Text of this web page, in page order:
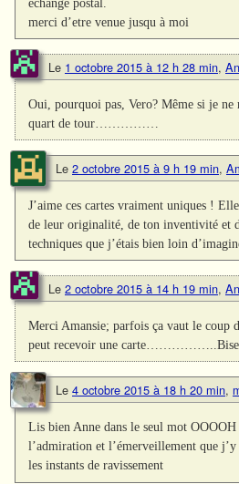
merci d’etre venue jusqu à moi
Le 1 octobre 2015 à 12 h 28 min,
Oui, pourquoi pas, Vero? Même si je ne
quart de tour……………
Le 2 octobre 2015 à 9 h 19 min,
J’aime ces cartes vraiment uniques !
de leur originalité, de ton inventivité et
techniques que j’étais bien loin
Le 2 octobre 2015 à 14 h 19 min,
Merci Amansie; parfois ça vaut le coup
peut recevoir une carte……………..Bises
Le 4 octobre 2015 à 18 h 20 min,
Lis bien Anne dans le seul mot
l’admiration et l’émerveillement que
les instants de ravissement